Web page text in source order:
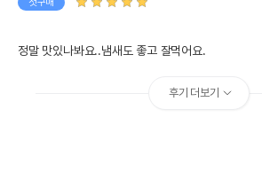
정말 맛있나봐요..냄새도 좋고 잘먹어요.
후기 더보기